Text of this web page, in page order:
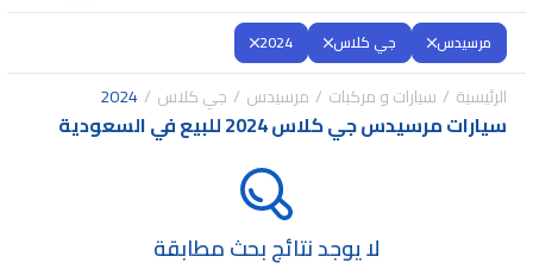
مرسيدس جي كلاس 2024
الرئيسية سيارات و مركبات مرسيدس جي كلاس 2024
سيارات مرسيدس جي كلاس 2024 للبيع في السعودية
لا يوجد نتائج بحث مطابقة